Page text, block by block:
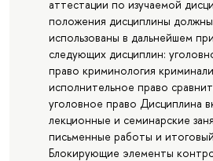
аттестации по изучаемой
положения дисциплины
использованы в дальнейшем
следующих дисциплин:
право криминология
исполнительное право
уголовное право Дисциплина
лекционные и семинарские
письменные работы и
Блокирующие элементы